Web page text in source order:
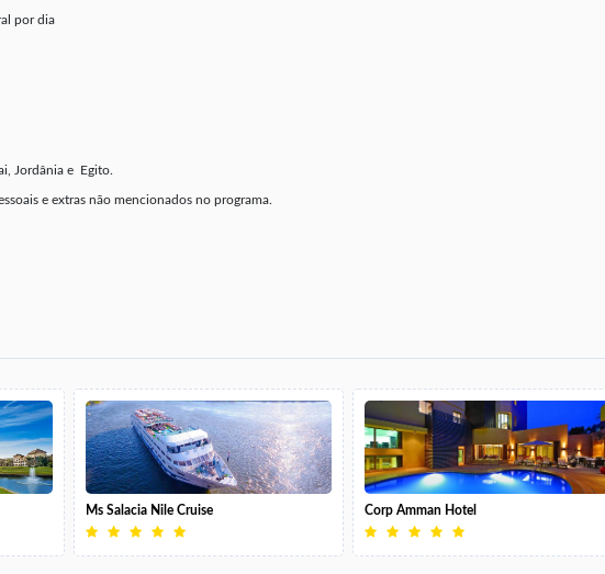
por dia
Jordânia e Egito.
e extras não mencionados no programa.
Ms Salacia Nile Cruise Corp Amman Hotel